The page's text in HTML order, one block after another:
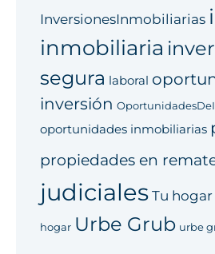
InversionesInmobiliarias
inmobiliaria
segura laboral
inversión
oportunidades inmobiliarias
propiedades en
judicialesTu
hogar Urbe Grub urbe